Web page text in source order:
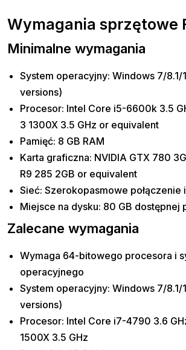
Wymagania sprzętowe
Minimalne wymagania
System operacyjny: Windows 7/
versions)
Procesor: Intel Core i5-6600k 3.5
3 1300X 3.5 GHz or equivalent
Pamięć: 8 GB RAM
Karta graficzna: NVIDIA GTX 780
R9 285 2GB or equivalent
Sieć: Szerokopasmowe połączenie
Miejsce na dysku: 80 GB dostępnej
Zalecane wymagania
Wymaga 64-bitowego procesora i
operacyjnego
System operacyjny: Windows 7/
versions)
Procesor: Intel Core i7-4790 3.6
1500X 3.5 GHz